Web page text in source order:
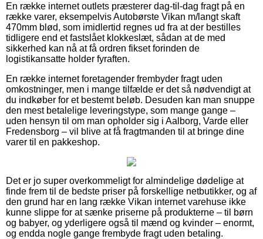
En række internet outlets præsterer dag-til-dag fragt på en
række varer, eksempelvis Autobørste Vikan m/langt skaft
470mm blød, som imidlertid regnes ud fra at der bestilles
tidligere end et fastslået klokkeslæt, sådan at de med
sikkerhed kan nå at få ordren fikset forinden de
logistikansatte holder fyraften.
En række internet foretagender frembyder fragt uden
omkostninger, men i mange tilfælde er det så nødvendigt at
du indkøber for et bestemt beløb. Desuden kan man snuppe
den mest betalelige leveringstype, som mange gange –
uden hensyn til om man opholder sig i Aalborg, Varde eller
Fredensborg – vil blive at få fragtmanden til at bringe dine
varer til en pakkeshop.
Det er jo super overkommeligt for almindelige dødelige at
finde frem til de bedste priser på forskellige netbutikker, og af
den grund har en lang række Vikan internet varehuse ikke
kunne slippe for at sænke priserne på produkterne – til børn
og babyer, og yderligere også til mænd og kvinder – enormt,
og endda nogle gange frembyde fragt uden betaling.